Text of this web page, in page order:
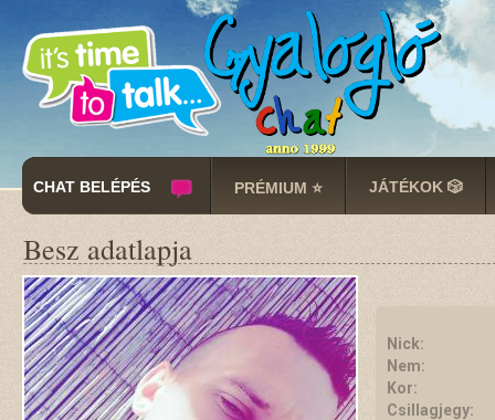
CHAT BELÉPÉS PRÉMIUM ⭐ JÁTÉKOK 🎲
Besz adatlapja
Nick:
Nem:
Kor:
Csillagjegy: